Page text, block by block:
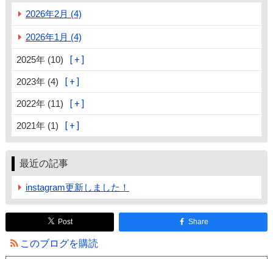
2026年2月 (4)
2026年1月 (4)
2025年 (10)
2023年 (4)
2022年 (11)
2021年 (1)
最近の記事
instagram更新しました！
Post Share
このブログを購読